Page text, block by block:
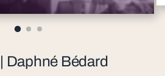
Daphné Bédard